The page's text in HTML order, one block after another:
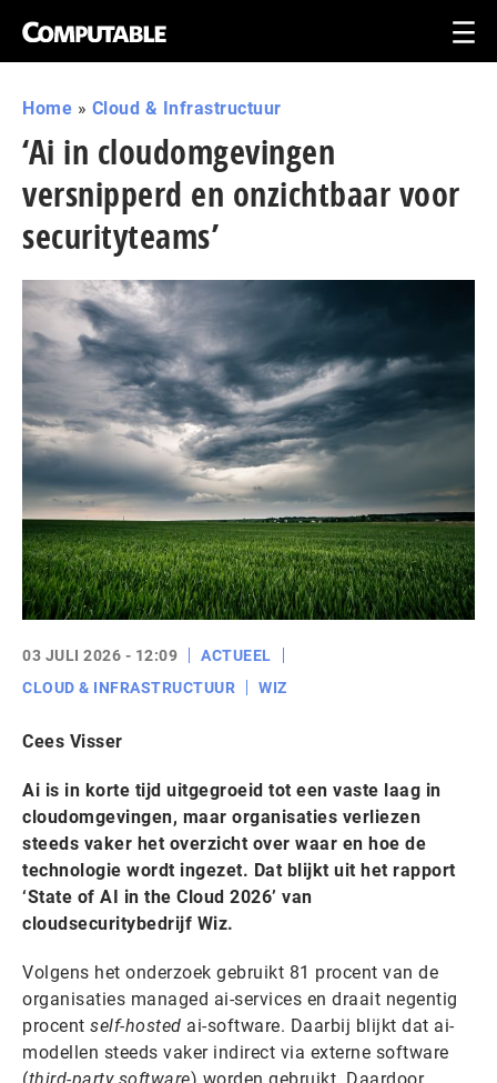
Home » Cloud & Infrastructuur
‘Ai in cloudom­ge­vin­gen
versnipperd en onzichtbaar voor
se­cu­ri­ty­teams’
03 JULI 2026 - 12:09
ACTUEEL
CLOUD & INFRASTRUCTUUR
WIZ
Cees Visser
Ai is in korte tijd uitgegroeid tot een vaste laag in
cloudomgevingen, maar organisaties verliezen
steeds vaker het overzicht over waar en hoe de
technologie wordt ingezet. Dat blijkt uit het rapport
‘State of AI in the Cloud 2026’ van
cloudsecuritybedrijf Wiz.
Volgens het onderzoek gebruikt 81 procent van de
organisaties managed ai-services en draait negentig
procent self-hosted ai-software. Daarbij blijkt dat ai-
modellen steeds vaker indirect via externe software